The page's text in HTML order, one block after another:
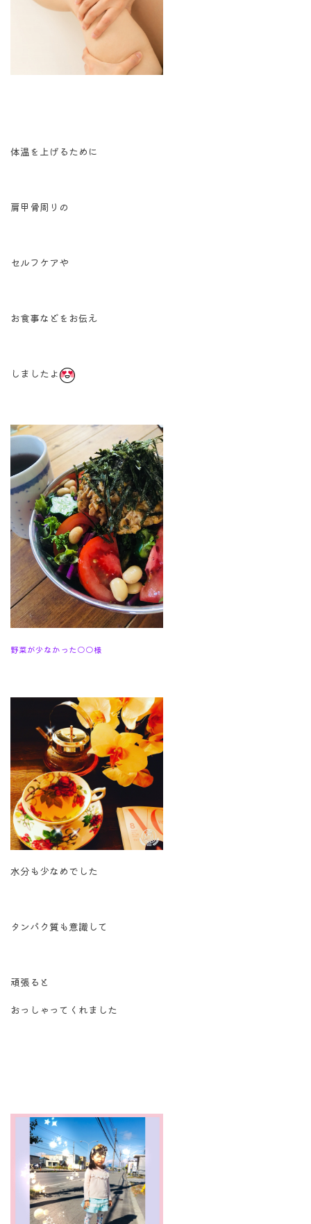
体温を上げるために
肩甲骨周りの
セルフケアや
お食事などをお伝え
しましたよ
野菜が少なかった○○様
水分も少なめでした
タンパク質も意識して
頑張ると
おっしゃってくれました